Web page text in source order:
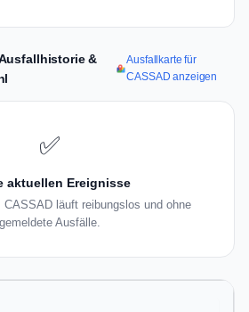
&
Ausfallkarte für
CASSAD anzeigen
✅
aktuellen Ereignisse
CASSAD läuft reibungslos und ohne
gemeldete Ausfälle.